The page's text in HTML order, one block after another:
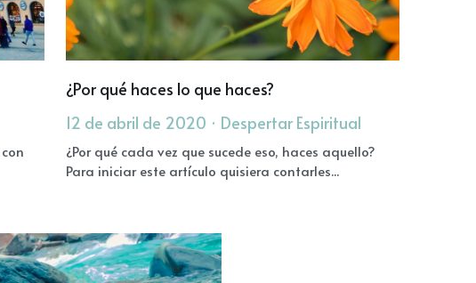
¿Por qué haces lo que haces?
12 de abril de 2020· Despertar Espiritual